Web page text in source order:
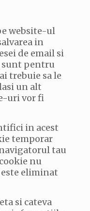
website-ul
in
de email si
sunt pentru
trebuie sa le
un alt
uri vor fi
in acest
temporar
tau
nu
eliminat
si cateva